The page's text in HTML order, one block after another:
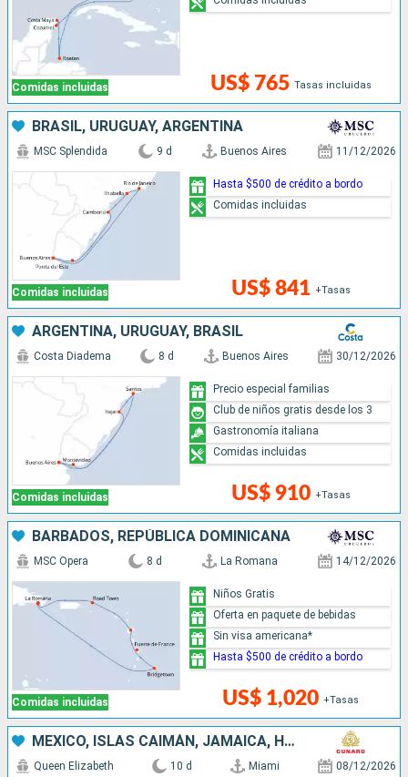
Comidas incluidas US$ 765 Tasas incluidas
BRASIL, URUGUAY, ARGENTINA
Comidas incluidas
MSC Splendida 9 d Buenos Aires 11/12/2026
US$ 841 +Tasas
Hasta $500 de crédito a bordo
Comidas incluidas
ARGENTINA, URUGUAY, BRASIL
Comidas incluidas
Costa Diadema 8 d Buenos Aires 30/12/2026
US$ 910 +Tasas
Precio especial familias
Club de niños gratis desde los 3
Gastronomía italiana
Comidas incluidas
BARBADOS, REPÚBLICA DOMINICANA
Comidas incluidas
MSC Opera 8 d La Romana 14/12/2026
US$ 1,020 +Tasas
Niños Gratis
Oferta en paquete de bebidas
Sin visa americana*
Hasta $500 de crédito a bordo
MÉXICO, ISLAS CAIMÁN, JAMAICA, HONDURAS, ESTADOS UNIDOS
Queen Elizabeth 10 d Miami 08/12/2026